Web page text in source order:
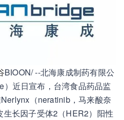
BIOON/ --北海康成制药有限公
近日宣布，台湾食品药品监
（neratinib，马来酸奈
长因子受体2（HER2）阳性